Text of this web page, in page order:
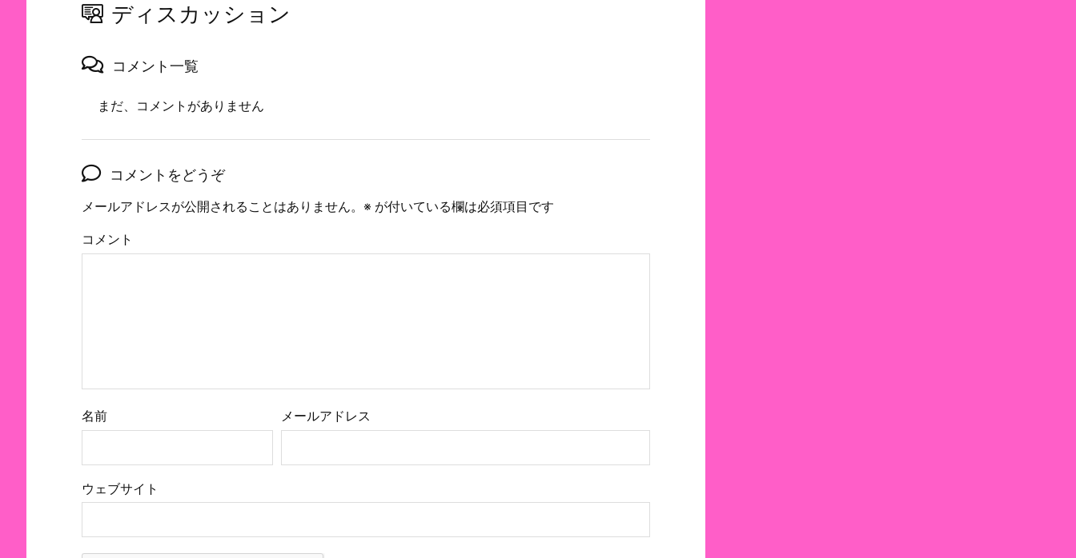
ディスカッション
コメント一覧
まだ、コメントがありません
コメントをどうぞ
メールアドレスが公開されることはありません。 ※ が付いている欄は必須項目です
コメント
名前 メールアドレス
ウェブサイト